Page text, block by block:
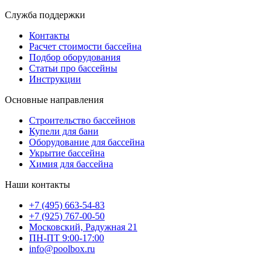
Служба поддержки
Контакты
Расчет стоимости бассейна
Подбор оборудования
Статьи про бассейны
Инструкции
Основные направления
Строительство бассейнов
Купели для бани
Оборудование для бассейна
Укрытие бассейна
Химия для бассейна
Наши контакты
+7 (495) 663-54-83
+7 (925) 767-00-50
Московский, Радужная 21
ПН-ПТ 9:00-17:00
info@poolbox.ru